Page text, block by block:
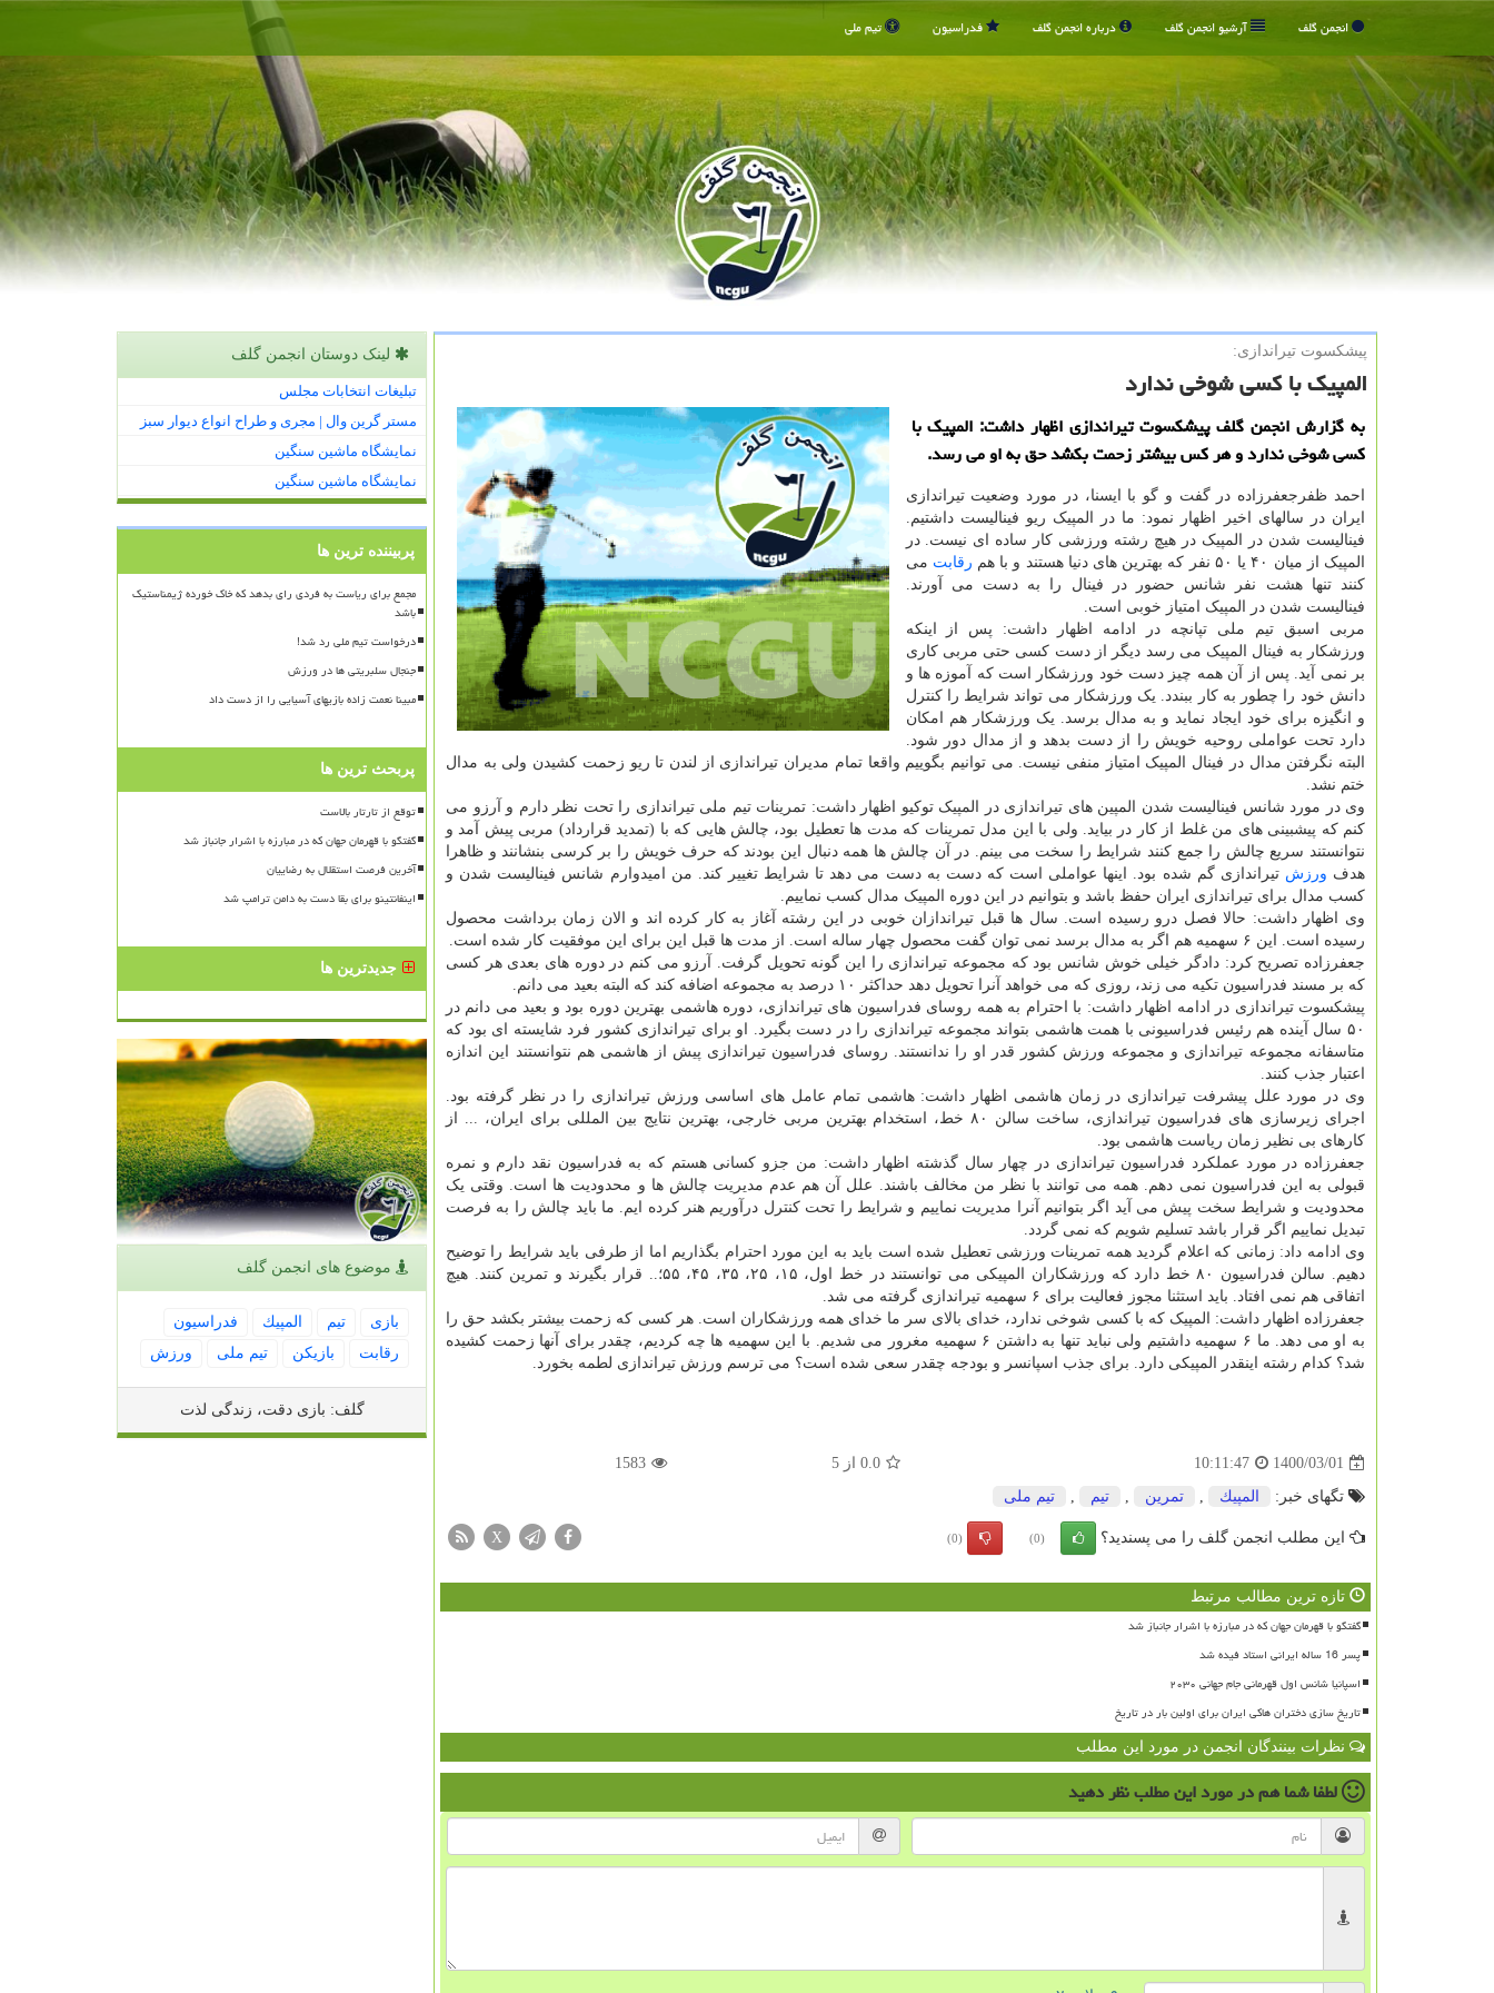
انجمن گلف آرشیو انجمن گلف درباره انجمن گلف فدراسیون تیم ملی
پیشكسوت تیراندازی:
المپیك با كسی شوخی ندارد
به گزارش انجمن گلف پیشکسوت تیراندازی اظهار داشت: المپیک با
کسی شوخی ندارد و هر کس بیشتر زحمت بکشد حق به او می رسد.
احمد ظفرجعفرزاده در گفت و گو با ایسنا، در مورد وضعیت تیراندازی
ایران در سالهای اخیر اظهار نمود: ما در المپیک ریو فینالیست داشتیم.
فینالیست شدن در المپیک در هیچ رشته ورزشی کار ساده ای نیست. در
المپیک از میان ۴۰ یا ۵۰ نفر که بهترین های دنیا هستند و با هم
رقابت می
کنند تنها هشت نفر شانس حضور در فینال را به دست می آورند.
فینالیست شدن در المپیک امتیاز خوبی است.
مربی اسبق تیم ملی تپانچه در ادامه اظهار داشت: پس از اینکه
ورزشکار به فینال المپیک می رسد دیگر از دست کسی حتی مربی کاری
بر نمی آید. پس از آن همه چیز دست خود ورزشکار است که آموزه ها و
دانش خود را چطور به کار ببندد. یک ورزشکار می تواند شرایط را کنترل
و انگیزه برای خود ایجاد نماید و به مدال برسد. یک ورزشکار هم امکان
دارد تحت عواملی روحیه خویش را از دست بدهد و از مدال دور شود.
البته نگرفتن مدال در فینال المپیک امتیاز منفی نیست. می توانیم بگوییم واقعا تمام مدیران تیراندازی از لندن تا ریو زحمت کشیدن ولی به مدال
ختم نشد.
وی در مورد شانس فینالیست شدن المپین های تیراندازی در المپیک توکیو اظهار داشت: تمرینات تیم ملی تیراندازی را تحت نظر دارم و آرزو می
کنم که پیشبینی های من غلط از کار در بیاید. ولی با این مدل تمرینات که مدت ها تعطیل بود، چالش هایی که با (تمدید قرارداد) مربی پیش آمد و
نتوانستند سریع چالش را جمع کنند شرایط را سخت می بینم. در آن چالش ها همه دنبال این بودند که حرف خویش را بر کرسی بنشانند و ظاهرا
هدف ورزش تیراندازی گم شده بود. اینها عواملی است که دست به دست می دهد تا شرایط تغییر کند. من امیدوارم شانس فینالیست شدن و
کسب مدال برای تیراندازی ایران حفظ باشد و بتوانیم در این دوره المپیک مدال کسب نماییم.
وی اظهار داشت: حالا فصل درو رسیده است. سال ها قبل تیراندازان خوبی در این رشته آغاز به کار کرده اند و الان زمان برداشت محصول
رسیده است. این ۶ سهمیه هم اگر به مدال برسد نمی توان گفت محصول چهار ساله است. از مدت ها قبل این برای این موفقیت کار شده است.
جعفرزاده تصریح کرد: دادگر خیلی خوش شانس بود که مجموعه تیراندازی را این گونه تحویل گرفت. آرزو می کنم در دوره های بعدی هر کسی
که بر مسند فدراسیون تکیه می زند، روزی که می خواهد آنرا تحویل دهد حداکثر ۱۰ درصد به مجموعه اضافه کند که البته بعید می دانم.
پیشکسوت تیراندازی در ادامه اظهار داشت: با احترام به همه روسای فدراسیون های تیراندازی، دوره هاشمی بهترین دوره بود و بعید می دانم در
۵۰ سال آینده هم رئیس فدراسیونی با همت هاشمی بتواند مجموعه تیراندازی را در دست بگیرد. او برای تیراندازی کشور فرد شایسته ای بود که
متاسفانه مجموعه تیراندازی و مجموعه ورزش کشور قدر او را ندانستند. روسای فدراسیون تیراندازی پیش از هاشمی هم نتوانستند این اندازه
اعتبار جذب کنند.
وی در مورد علل پیشرفت تیراندازی در زمان هاشمی اظهار داشت: هاشمی تمام عامل های اساسی ورزش تیراندازی را در نظر گرفته بود.
اجرای زیرسازی های فدراسیون تیراندازی، ساخت سالن ۸۰ خط، استخدام بهترین مربی خارجی، بهترین نتایج بین المللی برای ایران، ... از
کارهای بی نظیر زمان ریاست هاشمی بود.
جعفرزاده در مورد عملکرد فدراسیون تیراندازی در چهار سال گذشته اظهار داشت: من جزو کسانی هستم که به فدراسیون نقد دارم و نمره
قبولی به این فدراسیون نمی دهم. همه می توانند با نظر من مخالف باشند. علل آن هم عدم مدیریت چالش ها و محدودیت ها است. وقتی یک
محدودیت و شرایط سخت پیش می آید اگر بتوانیم آنرا مدیریت نماییم و شرایط را تحت کنترل درآوریم هنر کرده ایم. ما باید چالش را به فرصت
تبدیل نماییم اگر قرار باشد تسلیم شویم که نمی گردد.
وی ادامه داد: زمانی که اعلام گردید همه تمرینات ورزشی تعطیل شده است باید به این مورد احترام بگذاریم اما از طرفی باید شرایط را توضیح
دهیم. سالن فدراسیون ۸۰ خط دارد که ورزشکاران المپیکی می توانستند در خط اول، ۱۵، ۲۵، ۳۵، ۴۵، ۵۵؛.. قرار بگیرند و تمرین کنند. هیچ
اتفاقی هم نمی افتاد. باید استثنا مجوز فعالیت برای ۶ سهمیه تیراندازی گرفته می شد.
جعفرزاده اظهار داشت: المپیک که با کسی شوخی ندارد، خدای بالای سر ما خدای همه ورزشکاران است. هر کسی که زحمت بیشتر بکشد حق را
به او می دهد. ما ۶ سهمیه داشتیم ولی نباید تنها به داشتن ۶ سهمیه مغرور می شدیم. با این سهمیه ها چه کردیم، چقدر برای آنها زحمت کشیده
شد؟ کدام رشته اینقدر المپیکی دارد. برای جذب اسپانسر و بودجه چقدر سعی شده است؟ می ترسم ورزش تیراندازی لطمه بخورد.
1400/03/01
10:11:47
0.0 از5
1583
تگهای خبر: المپیك , تمرین , تیم , تیم ملی
این مطلب انجمن گلف را می پسندید؟ (0)
(0)
X
تازه ترین مطالب مرتبط
گفتگو با قهرمان جهان که در مبارزه با اشرار جانباز شد
پسر 16 ساله ایرانی استاد فیده شد
اسپانیا شانس اول قهرمانی جام جهانی ۲۰۳۰
تاریخ سازی دختران هاکی ایران برای اولین بار در تاریخ
نظرات بینندگان انجمن در مورد این مطلب
لطفا شما همدر مورد این مطلبنظر دهید
لینک دوستان انجمن گلف
تبلیغات انتخابات مجلس
مستر گرین وال | مجری و طراح انواع دیوار سبز
نمایشگاه ماشین سنگین
نمایشگاه ماشین سنگین
پربیننده ترین ها
مجمع برای ریاست به فردی رای بدهد که خاک خورده ژیمناستیک
باشد
درخواست تیم ملی رد شد!
جنجال سلبریتی ها در ورزش
مبینا نعمت زاده بازیهای آسیایی را از دست داد
پربحث ترین ها
توقع از تارتار بالاست
گفتگو با قهرمان جهان که در مبارزه با اشرار جانباز شد
آخرین فرصت استقلال به رضاییان
اینفانتینو برای بقا دست به دامن ترامپ شد
جدیدترین ها
موضوع های انجمن گلف
بازی تیم المپیك
فدراسیون
رقابت
بازیكن تیم ملی ورزش
گلف: بازی دقت، زندگی لذت